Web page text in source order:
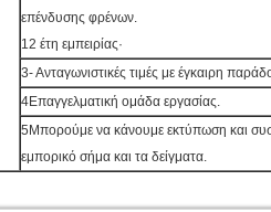
επένδυσης φρένων.
12 έτη εμπειρίας·
3- Ανταγωνιστικές τιμές με έγκαιρη
4Επαγγελματική ομάδα εργασίας.
5Μπορούμε να κάνουμε εκτύπωση και
εμπορικό σήμα και τα δείγματα.